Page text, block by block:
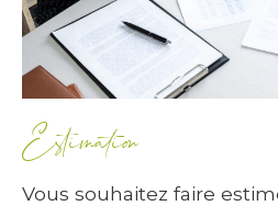
Estimation
Vous souhaitez faire